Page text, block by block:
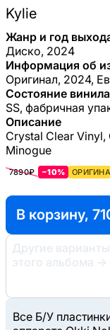
Kylie
Жанр и год
Диско, 2024
Информация об
Оригинал, 2024,
Состояние
SS, фабричная
Описание
Crystal Clear
Minogue
7890₽ −10%
В корзину,
Другие варианты
этого альбома
→
Все Б/У